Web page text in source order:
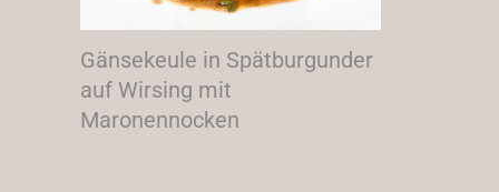
Gänsekeule in Spätburgunder
auf Wirsing mit
Maronennocken